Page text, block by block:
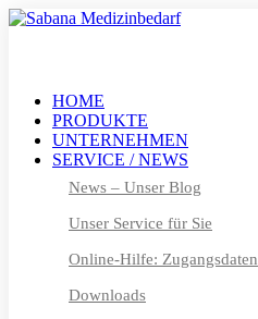
+49 (0) 611 – 50 46 40 8-0
MEIN KONTO
DE
DE
EN
FR
HOME
PRODUKTE
UNTERNEHMEN
SERVICE / NEWS
News – Unser Blog
Unser Service für Sie
Online-Hilfe: Zugangsdaten
Downloads